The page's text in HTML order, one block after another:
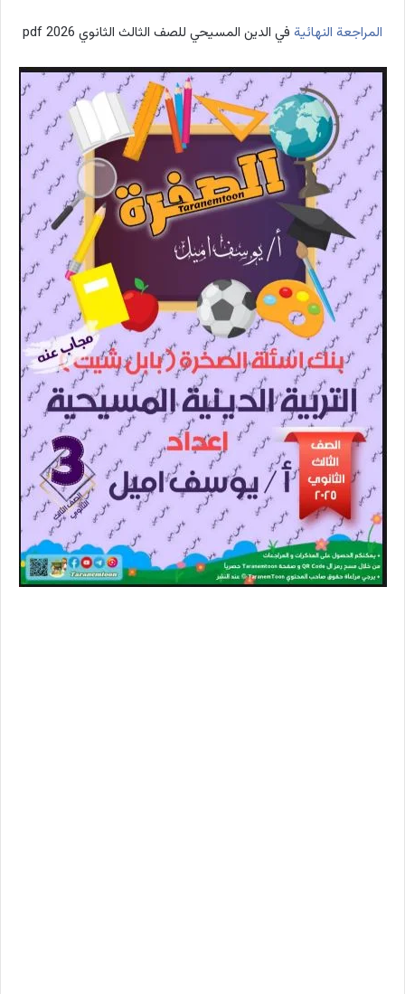
المراجعة النهائية في الدين المسيحي للصف الثالث الثانوي 2026 pdf